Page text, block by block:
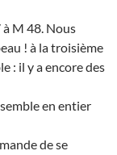
M 48. Nous
! à la troisième
: il y a encore des
en entier
de se